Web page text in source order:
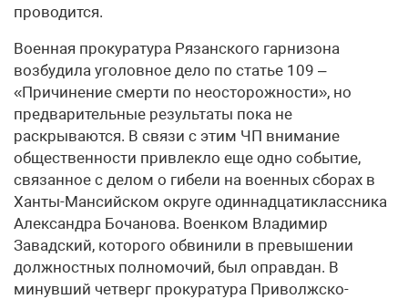
проводится.
Военная прокуратура Рязанского гарнизона
возбудила уголовное дело по статье 109 –
«Причинение смерти по неосторожности», но
предварительные результаты пока не
раскрываются. В связи с этим ЧП внимание
общественности привлекло еще одно событие,
связанное с делом о гибели на военных сборах в
Ханты-Мансийском округе одиннадцатиклассника
Александра Бочанова. Военком Владимир
Завадский, которого обвинили в превышении
должностных полномочий, был оправдан. В
минувший четверг прокуратура Приволжско-